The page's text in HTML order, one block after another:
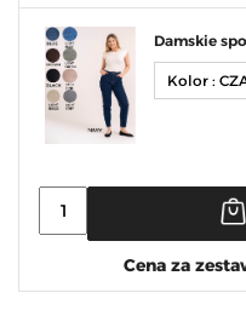
Damskie
Cena za